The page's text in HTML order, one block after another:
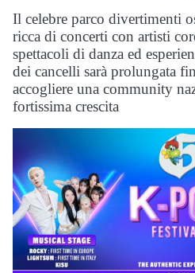
Il celebre parco divertimenti
ricca di concerti con artisti
spettacoli di danza ed
dei cancelli sarà prolungata
accogliere una community
fortissima crescita